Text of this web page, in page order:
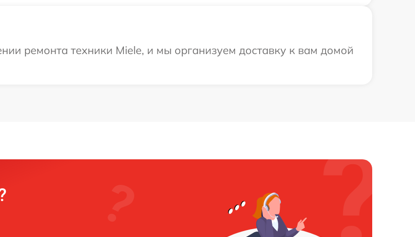
ремонта техники Miele, и мы организуем доставку к вам домой